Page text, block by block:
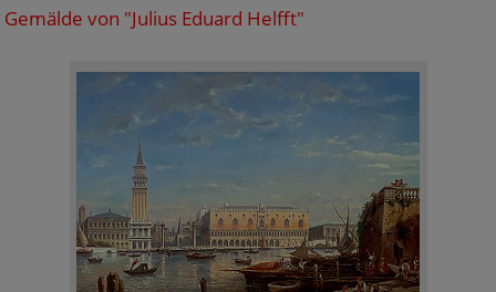
Gemälde von "Julius Eduard Helfft"